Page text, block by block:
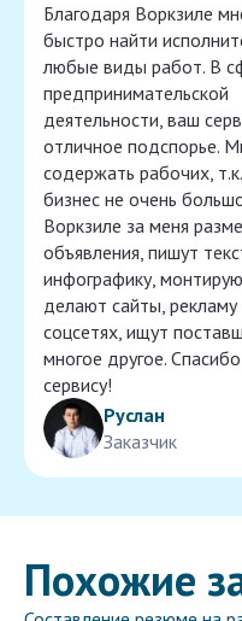
Благодаря Воркзиле
быстро найти
любые виды работ. В
предпринимательской
деятельности, ваш
отличное подспорье.
содержать рабочих,
бизнес не очень
Воркзиле за меня
объявления, пишут
инфографику,
делают сайты, рекламу
соцсетях, ищут
многое другое.
сервису!
Руслан
Заказчик
Похожие